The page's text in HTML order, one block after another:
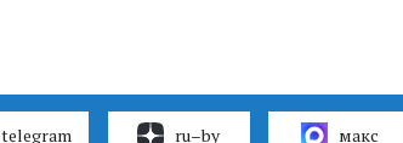
telegram ru–by макс